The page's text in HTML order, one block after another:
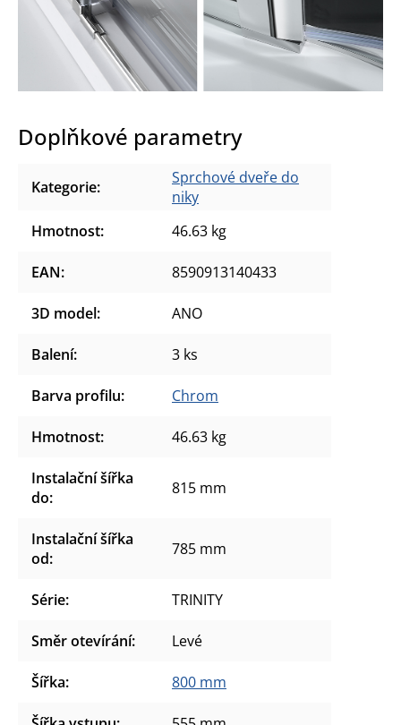
Doplňkové parametry
Kategorie:
Sprchové dveře do
niky
Hmotnost: 46.63 kg
EAN: 8590913140433
3D model: ANO
Balení: 3 ks
Barva profilu: Chrom
Hmotnost: 46.63 kg
Instalační šířka
do: 815 mm
Instalační šířka
od: 785 mm
Série: TRINITY
Směr otevírání: Levé
Šířka: 800 mm